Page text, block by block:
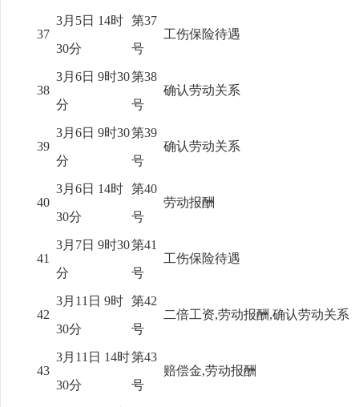
37
3月5日 14时
30分
第37
号
工伤保险待遇
38
3月6日 9时30
分
第38
号
确认劳动关系
39
3月6日 9时30
分
第39
号
确认劳动关系
40
3月6日 14时
30分
第40
号
劳动报酬
41
3月7日 9时30
分
第41
号
工伤保险待遇
42
3月11日 9时
30分
第42
号
二倍工资,劳动报酬,确认劳动关系
43
3月11日 14时
30分
第43
号
赔偿金,劳动报酬